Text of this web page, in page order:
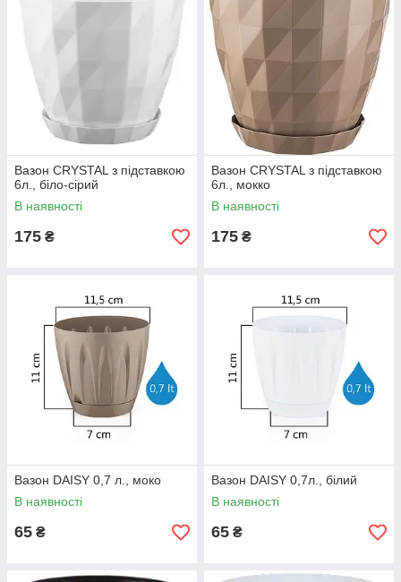
Вазон CRYSTAL з підставкою
6л., біло-сірий
В наявності
175 ₴
Вазон CRYSTAL з підставкою
6л., мокко
В наявності
175 ₴
Вазон DAISY 0,7 л., моко
В наявності
65 ₴
Вазон DAISY 0,7л., білий
В наявності
65 ₴